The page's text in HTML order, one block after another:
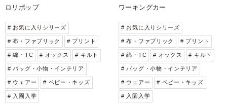
ロリポップ
# お気に入りシリーズ
# 布・ファブリック # プリント
# 綿・TC # オックス # キルト
# バッグ・小物・インテリア
# ウェアー # ベビー・キッズ
# 入園入学
ワーキングカー
# お気に入りシリーズ
# 布・ファブリック # プリント
# 綿・TC # オックス # キルト
# バッグ・小物・インテリア
# ウェアー # ベビー・キッズ
# 入園入学